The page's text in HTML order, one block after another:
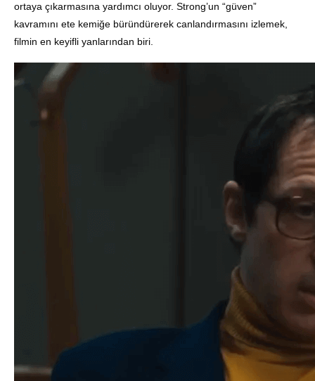
ortaya çıkarmasına yardımcı oluyor. Strong’un “güven”
kavramını ete kemiğe büründürerek canlandırmasını izlemek,
filmin en keyifli yanlarından biri.